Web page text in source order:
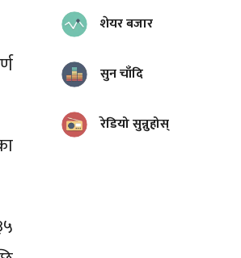
शेयर बजार
सुन चाँदि
रेडियो सुन्नुहोस्